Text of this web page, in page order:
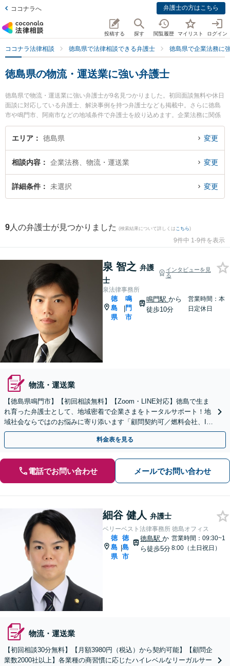
ココナラへ 弁護士の方はこちら
投稿する 探す 閲覧履歴 マイリスト ログイン
ココナラ法律相談 徳島県で法律相談できる弁護士 徳島県で企業法務に
徳島県の物流・運送業に強い弁護士
徳島県で物流・運送業に強い弁護士が9名見つかりました。初回面談無料や休日
面談に対応している弁護士、解決事例を持つ弁護士なども掲載中。さらに徳島
市や鳴門市、阿南市などの地域条件で弁護士を絞り込めます。企業法務に関係
する顧問弁護士契約や契約書作成・リーガルチェック、雇用契約書・就業規則
作成等の細かな分野での絞り込み検索もでき便利です。特に泉法律事務所の泉
どが注目されています。『徳島県で土日や夜間に発生した物流・運送業のトラ
ブルを今すぐに弁護士に相談したい』『物流・運送業のトラブル解決の実績豊
富な近くの弁護士を検索したい』『初回相談無料で物流・運送業を法律相談で
エリア 徳島県 変更
相談内容 企業法務、物流・運送業 変更
詳細条件 未選択 変更
9 人の弁護士が見つかりました (検索結果について詳しくは こちら)
9件中 1-9件を表示
泉 智之 弁護
士
インタビューを見
る
泉法律事務所
徳
島
県
|
鳴
門
市
鳴門駅 から
徒歩10分
営業時間：本
日定休日
物流・運送業
【徳島県鳴門市】【初回相談無料】【Zoom・LINE対応】徳島で生ま
れ育った弁護士として、地域密着で企業さまをトータルサポート！地
域社会ならではのお悩みに寄り添います「顧問契約可／燃料会社、IT
企業、美容業界、病院など」【休日・夜間相談可】
料金表を見る
電話でお問い合わせ メールでお問い合わせ
細谷 健人 弁護士
ベリーベスト法律事務所 徳島オフィス
徳
島
県
|
徳
島
市
徳島駅か
ら徒歩5分
営業時間：09:30~1
8:00（土日祝日）
物流・運送業
【初回相談30分無料】【月額3980円（税込）から契約可能】【顧問企
業数2000社以上】各業種の商習慣に応じたハイレベルなリーガルサー